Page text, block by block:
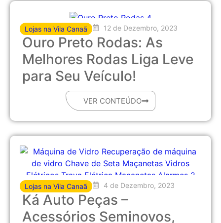
Lojas na Vila Canaã 12 de Dezembro, 2023
Ouro Preto Rodas: As
Melhores Rodas Liga Leve
para Seu Veículo!
VER CONTEÚDO
Lojas na Vila Canaã 4 de Dezembro, 2023
Ká Auto Peças –
Acessórios Seminovos,